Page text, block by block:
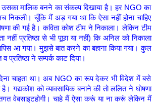
उसका मालिक बनने का संकल्प दिखाया है। हर NGO का
निकली। चूँकि मैं अड़ गया था कि ऐसा नहीं होना चाहिए
की गई है। कविता कोश टीम ने निकाला। लेकिन टीम
प्रतिष्ठा से भी पूछा या नहीं) कि अनिल को निकाला
आ गया। मुझसे बात करने का बहाना किया गया। कुल
ने सम्पर्क काट दिया।
चाहता था। अब NGO का रूप देकर भी विदेश में बसे
गद्यकोश को व्यावसायिक बनाने की तो ललित ने घोषणा
वेबसाइटहोगी। चाहे मैं ऐसा करूं या ना करूं लेकिन मैं